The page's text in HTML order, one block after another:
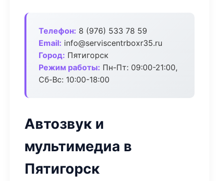
Телефон: 8 (976) 533 78 59
Email: info@serviscentrboxr35.ru
Город: Пятигорск
Режим работы: Пн-Пт: 09:00-21:00,
Сб-Вс: 10:00-18:00
Автозвук и
мультимедиа в
Пятигорск